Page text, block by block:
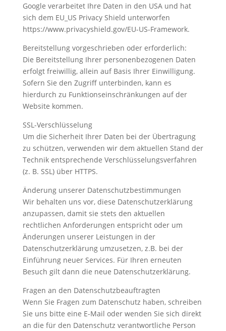
Google verarbeitet Ihre Daten in den USA und hat
sich dem EU_US Privacy Shield unterworfen
https://www.privacyshield.gov/EU-US-Framework.
Bereitstellung vorgeschrieben oder erforderlich:
Die Bereitstellung Ihrer personenbezogenen Daten
erfolgt freiwillig, allein auf Basis Ihrer Einwilligung.
Sofern Sie den Zugriff unterbinden, kann es
hierdurch zu Funktionseinschränkungen auf der
Website kommen.
SSL-Verschlüsselung
Um die Sicherheit Ihrer Daten bei der Übertragung
zu schützen, verwenden wir dem aktuellen Stand der
Technik entsprechende Verschlüsselungsverfahren
(z. B. SSL) über HTTPS.
Änderung unserer Datenschutzbestimmungen
Wir behalten uns vor, diese Datenschutzerklärung
anzupassen, damit sie stets den aktuellen
rechtlichen Anforderungen entspricht oder um
Änderungen unserer Leistungen in der
Datenschutzerklärung umzusetzen, z.B. bei der
Einführung neuer Services. Für Ihren erneuten
Besuch gilt dann die neue Datenschutzerklärung.
Fragen an den Datenschutzbeauftragten
Wenn Sie Fragen zum Datenschutz haben, schreiben
Sie uns bitte eine E-Mail oder wenden Sie sich direkt
an die für den Datenschutz verantwortliche Person